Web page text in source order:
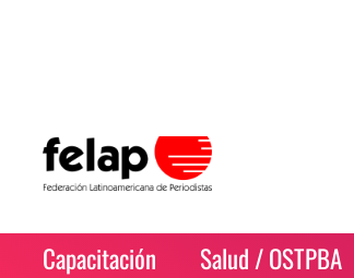
Capacitación Salud / OSTPBA